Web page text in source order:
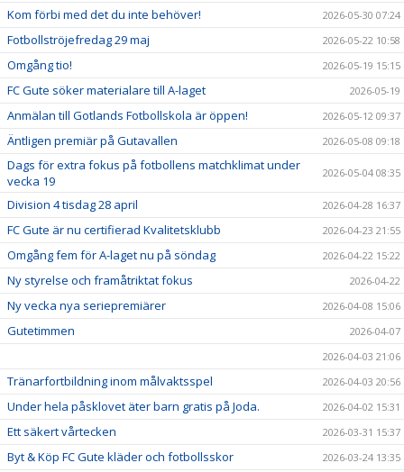
Kom förbi med det du inte behöver! 2026-05-30 07:24
Fotbollströjefredag 29 maj 2026-05-22 10:58
Omgång tio! 2026-05-19 15:15
FC Gute söker materialare till A-laget 2026-05-19
Anmälan till Gotlands Fotbollskola är öppen! 2026-05-12 09:37
Äntligen premiär på Gutavallen 2026-05-08 09:18
Dags för extra fokus på fotbollens matchklimat under
vecka 19
2026-05-04 08:35
Division 4 tisdag 28 april 2026-04-28 16:37
FC Gute är nu certifierad Kvalitetsklubb 2026-04-23 21:55
Omgång fem för A-laget nu på söndag 2026-04-22 15:22
Ny styrelse och framåtriktat fokus 2026-04-22
Ny vecka nya seriepremiärer 2026-04-08 15:06
Gutetimmen
2026-04-07
2026-04-03 21:06
Tränarfortbildning inom målvaktsspel 2026-04-03 20:56
Under hela påsklovet äter barn gratis på Joda. 2026-04-02 15:31
Ett säkert vårtecken 2026-03-31 15:37
Byt & Köp FC Gute kläder och fotbollsskor 2026-03-24 13:35